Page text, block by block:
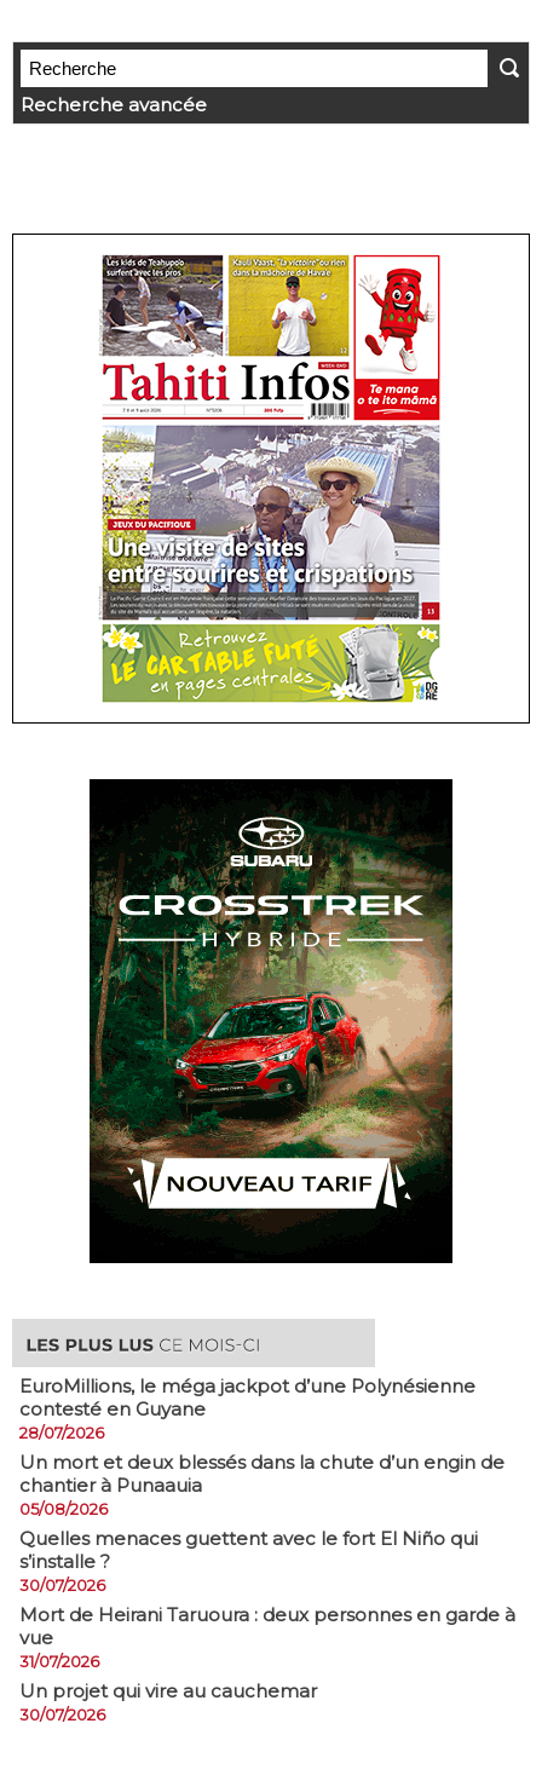
Recherche avancée
EuroMillions, ​le méga jackpot d’une Polynésienne
contesté en Guyane
28/07/2026
​Un mort et deux blessés dans la chute d’un engin de
chantier à Punaauia
05/08/2026
Quelles menaces guettent avec le fort El Niño qui
s’installe ?
30/07/2026
Mort de Heirani Taruoura : deux personnes en garde à
vue
31/07/2026
Un projet qui vire au cauchemar
30/07/2026